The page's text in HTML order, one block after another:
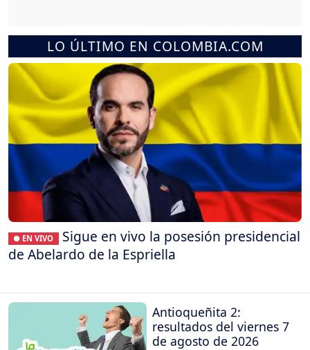
LO ÚLTIMO EN COLOMBIA.COM
● EN VIVO
Sigue en vivo la posesión presidencial
de Abelardo de la Espriella
Antioqueñita 2:
resultados del viernes 7
de agosto de 2026